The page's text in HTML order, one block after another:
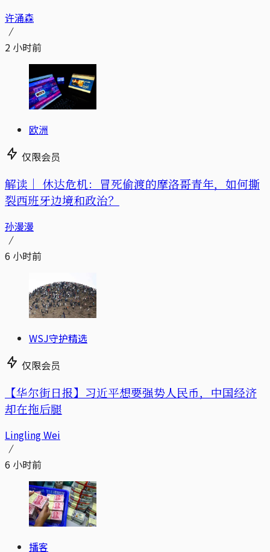
许涌森
2 小时前
欧洲
仅限会员
解读｜ 休达危机：冒死偷渡的摩洛哥青年，如何撕
裂西班牙边境和政治？
孙漫漫
6 小时前
WSJ守护精选
仅限会员
【华尔街日报】习近平想要强势人民币，中国经济
却在拖后腿
Lingling Wei
6 小时前
播客